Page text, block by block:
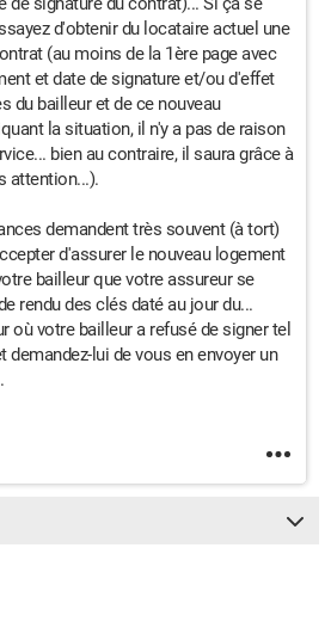
d'obtenir du locataire actuel une
(au moins de la 1ère page avec
et date de signature et/ou d'effet
du bailleur et de ce nouveau
la situation, il n'y a pas de raison
bien au contraire, il saura grâce à
attention...).
demandent très souvent (à tort)
d'assurer le nouveau logement
bailleur que votre assureur se
rendu des clés daté au jour du...
où votre bailleur a refusé de signer tel
demandez-lui de vous en envoyer un